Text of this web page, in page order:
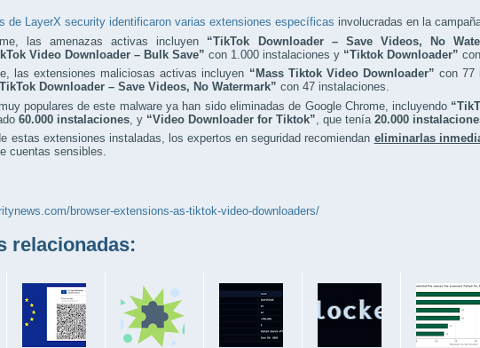
de LayerX security identificaron varias extensiones específicas involucradas en la
las amenazas activas incluyen “TikTok Downloader – Save Videos, No
Video Downloader – Bulk Save” con 1.000 instalaciones y “Tiktok Downloader”
las extensiones maliciosas activas incluyen “Mass Tiktok Video Downloader” con 77
Downloader – Save Videos, No Watermark” con 47 instalaciones.
populares de este malware ya han sido eliminadas de Google Chrome, incluyendo
60.000 instalaciones , y “Video Downloader for Tiktok” , que tenía 20.000
estas extensiones instaladas, los expertos en seguridad recomiendan eliminarlas
cuentas sensibles.
browser-extensions-as-tiktok-video-downloaders/